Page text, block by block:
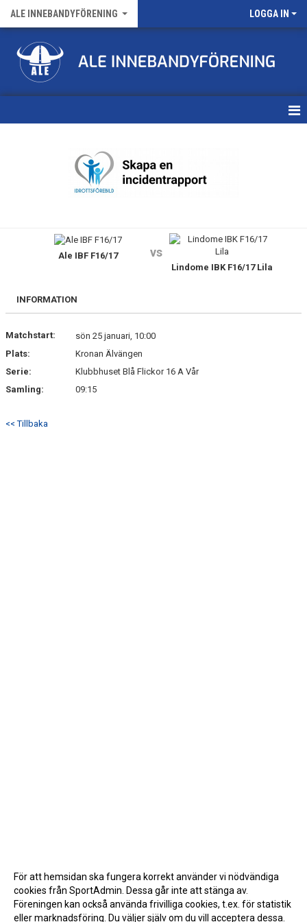
ALE INNEBANDYFÖRENING LOGGA IN
FÖRENINGENS MATCHER
NYHETSARKIVAle IBF F16/17 vs
Lindome IBK F16/17 Lila
INFORMATION
Matchstart:
sön 25 januari, 10:00
Plats:
Kronan Älvängen
Serie:
Klubbhuset Blå Flickor 16 A Vår
Samling:
09:15
<< Tillbaka
För att hemsidan ska fungera korrekt använder vi nödvändiga
cookies från SportAdmin. Dessa går inte att stänga av.
Föreningen kan också använda frivilliga cookies, t.ex. för statistik
eller marknadsföring. Du väljer själv om du vill acceptera dessa.